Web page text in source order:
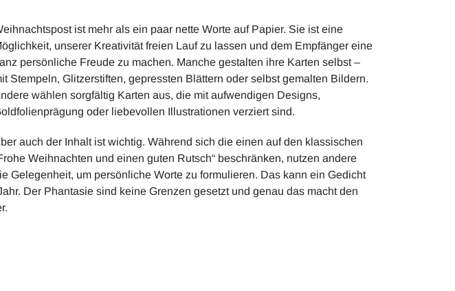
ist mehr als ein paar nette Worte auf Papier. Sie ist eine
unserer Kreativität freien Lauf zu lassen und dem Empfänger eine
persönliche Freude zu machen. Manche gestalten ihre Karten selbst –
Stempeln, Glitzerstiften, gepressten Blättern oder selbst gemalten Bildern.
wählen sorgfältig Karten aus, die mit aufwendigen Designs,
oder liebevollen Illustrationen verziert sind.
auch der Inhalt ist wichtig. Während sich die einen auf den klassischen
Weihnachten und einen guten Rutsch“ beschränken, nutzen andere
Gelegenheit, um persönliche Worte zu formulieren. Das kann ein Gedicht
Der Phantasie sind keine Grenzen gesetzt und genau das macht den